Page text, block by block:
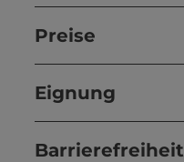
Preise
Eignung
Barrierefreiheit